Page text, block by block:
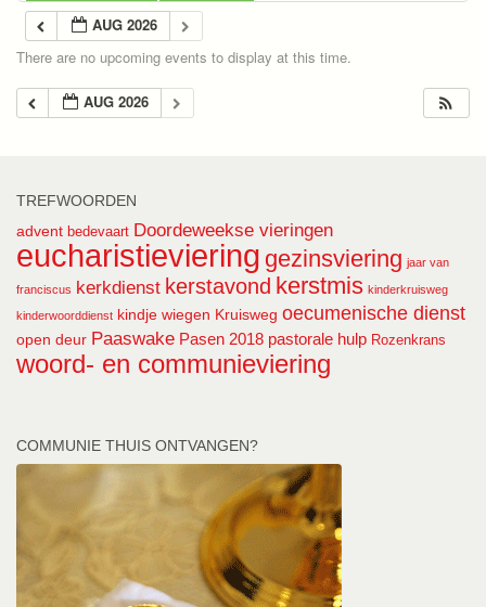
AUG 2026
There are no upcoming events to display at this time.
AUG 2026
TREFWOORDEN
advent bedevaart Doordeweekse vieringen
eucharistieviering gezinsviering jaar van
franciscus kerkdienst kerstavond kerstmis kinderkruisweg
kinderwoorddienst kindje wiegen Kruisweg oecumenische dienst
open deur Paaswake Pasen 2018 pastorale hulp Rozenkrans
woord- en communieviering
COMMUNIE THUIS ONTVANGEN?